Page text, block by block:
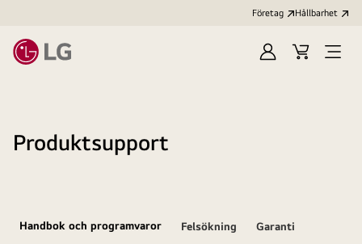
Företag Hållbarhet
LoggaKundvagn
Produktsupport
Handbok och programvaror Felsökning Garanti